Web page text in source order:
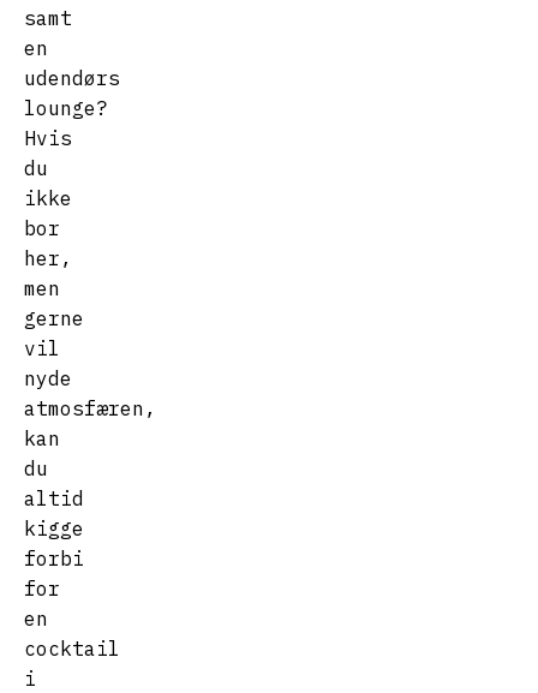
samt
en
udendørs
lounge?
Hvis
du
ikke
bor
her,
men
gerne
vil
nyde
atmosfæren,
kan
du
altid
kigge
forbi
for
en
cocktail
i